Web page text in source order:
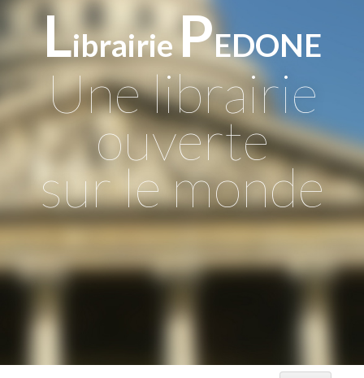
LibrairiePEDONE
Une librairie
ouverte
sur le monde